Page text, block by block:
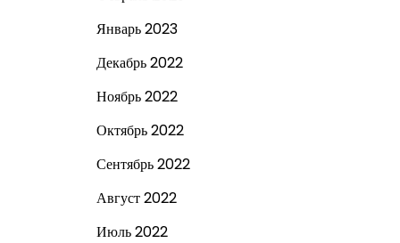
Январь 2023
Декабрь 2022
Ноябрь 2022
Октябрь 2022
Сентябрь 2022
Август 2022
Июль 2022